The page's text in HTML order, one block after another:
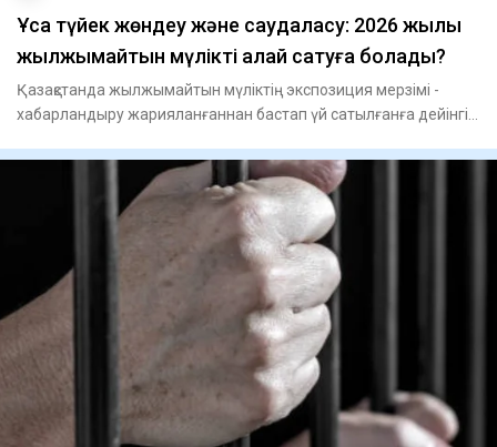
Ұсақ түйек жөндеу және саудаласу: 2026 жылы
жылжымайтын мүлікті қалай сатуға болады?
Қазақстанда жылжымайтын мүліктің экспозиция мерзімі -
хабарландыру жарияланғаннан бастап үй сатылғанға дейінгі